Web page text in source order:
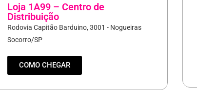
Loja 1A99 – Centro de
Distribuição
Rodovia Capitão Barduino, 3001 - Nogueiras
Socorro/SP
COMO CHEGAR